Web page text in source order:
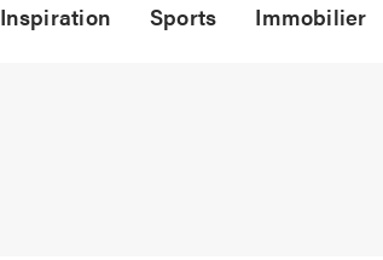
Inspiration Sports Immobilier